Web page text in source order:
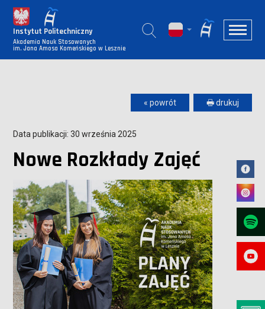
Instytut Politechniczny
Akademia Nauk Stosowanych
im. Jana Amosa Komeńskiego w Lesznie
« powrót 🖶 drukuj
Data publikacji: 30 września 2025
Nowe Rozkłady Zajęć